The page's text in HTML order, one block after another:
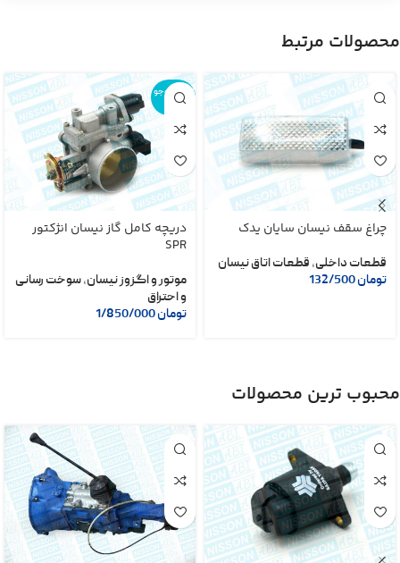
محصولات مرتبط
چراغ سقف نیسان سایان یدک
قطعات داخلی, قطعات اتاق نیسان
تومان
اتمام موجو
دی
دریچه کامل گاز نیسان انژکتور
SPR
موتور و اگزوز نیسان,سوخت رسانی
و احتراق
تومان
محبوب ترین محصولات